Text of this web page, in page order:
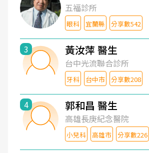
五福診所
眼科 宜蘭縣 分享數542
3 黃汝萍 醫生
台中光流聯合診所
牙科 台中市 分享數208
4 郭和昌 醫生
高雄長庚紀念醫院
小兒科 高雄市 分享數226